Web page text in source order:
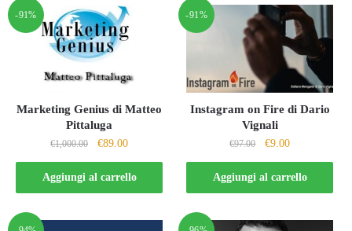
-91%
Marketing Genius di Matteo
Pittaluga
€1,000.00
Il
prezzo
originale
era:
€89.00Il
prezzo
attuale
è:
Aggiungi al carrello
-91%
Instagram on Fire di Dario
Vignali
€97.00
Il
prezzo
originale
era:
€9.00Il
prezzo
attuale
è:
Aggiungi al carrello